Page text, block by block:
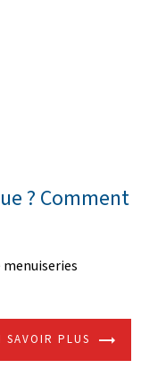
? Comment
SAVOIR PLUS